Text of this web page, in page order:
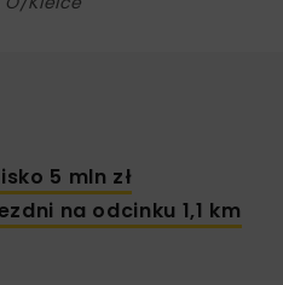
5 mln zł
na odcinku 1,1 km